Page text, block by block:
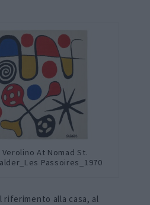
At Nomad St.
Passoires_1970
riferimento alla casa, al